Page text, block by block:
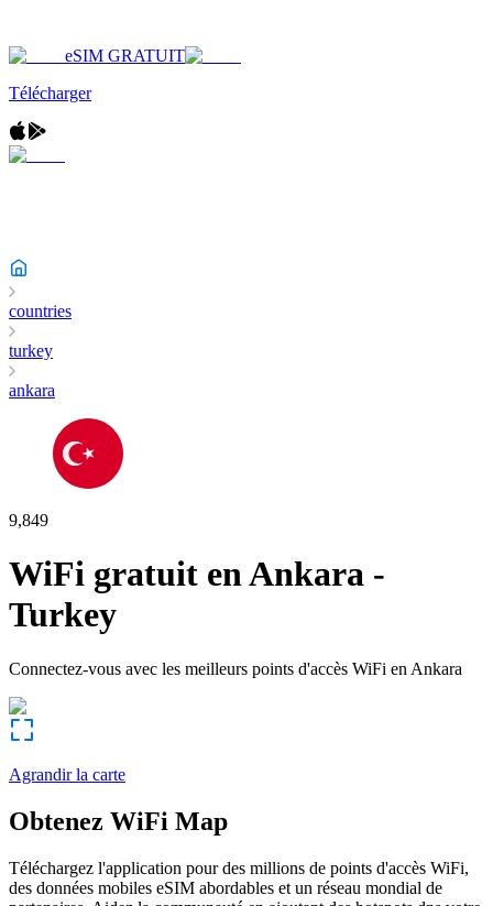
eSIM GRATUIT
Télécharger
countries
turkey
ankara
9,849
WiFi gratuit enAnkara -
Turkey
Connectez-vous avec les meilleurs points d'accès WiFi en Ankara
Agrandir la carte
Obtenez WiFi Map
Téléchargez l'application pour des millions de points d'accès WiFi,
des données mobiles eSIM abordables et un réseau mondial de